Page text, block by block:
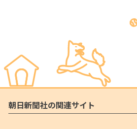
朝日新聞社の関連サイト